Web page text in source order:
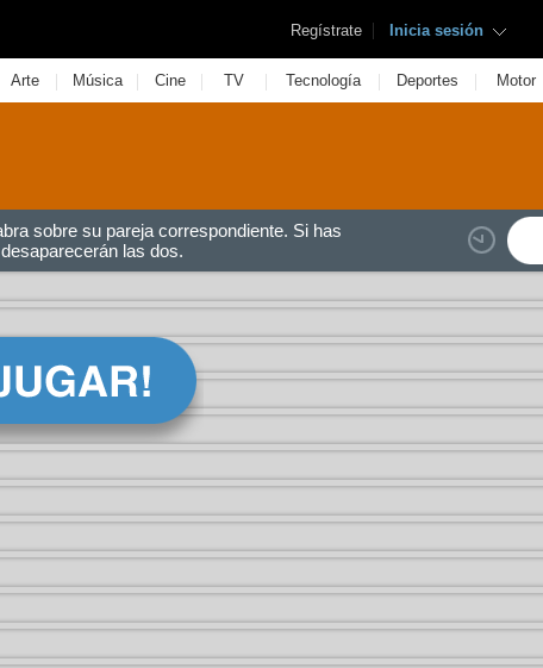
Regístrate | Inicia sesión
Arte | Música | Cine | TV | Tecnología | Deportes | Motor
sobre su pareja correspondiente. Si has
las dos.